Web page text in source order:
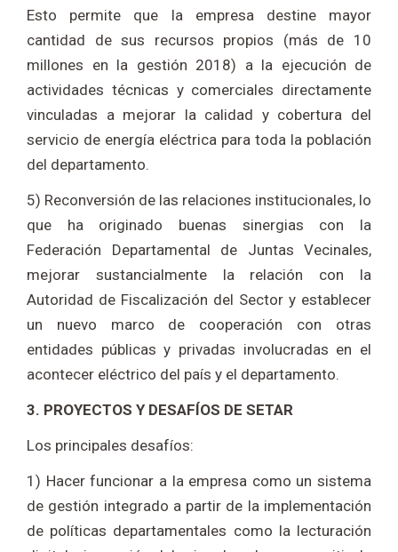
Esto permite que la empresa destine mayor
cantidad de sus recursos propios (más de 10
millones en la gestión 2018) a la ejecución de
actividades técnicas y comerciales directamente
vinculadas a mejorar la calidad y cobertura del
servicio de energía eléctrica para toda la población
del departamento.
5) Reconversión de las relaciones institucionales, lo
que ha originado buenas sinergias con la
Federación Departamental de Juntas Vecinales,
mejorar sustancialmente la relación con la
Autoridad de Fiscalización del Sector y establecer
un nuevo marco de cooperación con otras
entidades públicas y privadas involucradas en el
acontecer eléctrico del país y el departamento.
3. PROYECTOS Y DESAFÍOS DE SETAR
Los principales desafíos:
1) Hacer funcionar a la empresa como un sistema
de gestión integrado a partir de la implementación
de políticas departamentales como la lecturación